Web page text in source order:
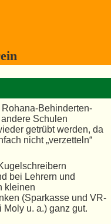
Behinderten-
Schulen
getrübt werden, da
nicht „verzetteln“
bei Lehrern und
kleinen
(Sparkasse und VR-
u. a.) ganz gut.